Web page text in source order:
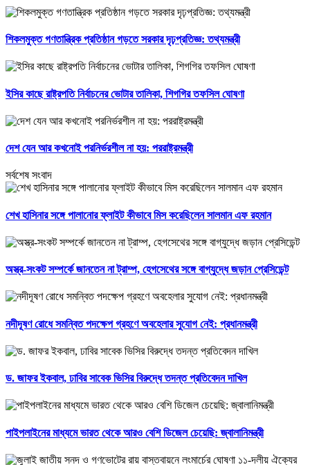
শিকলমুক্ত গণতান্ত্রিক প্রতিষ্ঠান গড়তে সরকার দৃঢ়প্রতিজ্ঞ: তথ্যমন্ত্রী
ইসির কাছে রাষ্ট্রপতি নির্বাচনের ভোটার তালিকা, শিগগির তফসিল ঘোষণা
দেশ যেন আর কখনোই পরনির্ভরশীল না হয়: পররাষ্ট্রমন্ত্রী
সর্বশেষ সংবাদ
শেখ হাসিনার সঙ্গে পালানোর ফ্লাইট কীভাবে মিস করেছিলেন সালমান এফ রহমান
অস্ত্র-সংকট সম্পর্কে জানতেন না ট্রাম্প, হেগসেথের সঙ্গে বাগ্‌যুদ্ধে জড়ান প্রেসিডেন্ট
নদীদূষণ রোধে সমন্বিত পদক্ষেপ গ্রহণে অবহেলার সুযোগ নেই: প্রধানমন্ত্রী
ড. জাফর ইকবাল, ঢাবির সাবেক ভিসির বিরুদ্ধে তদন্ত প্রতিবেদন দাখিল
পাইপলাইনের মাধ্যমে ভারত থেকে আরও বেশি ডিজেল চেয়েছি: জ্বালানিমন্ত্রী